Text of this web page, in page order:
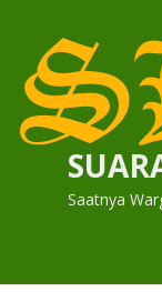
content
Saatnya